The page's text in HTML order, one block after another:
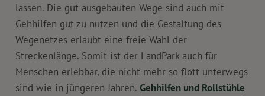
lassen. Die gut ausgebauten Wege sind auch mit
Gehhilfen gut zu nutzen und die Gestaltung des
Wegenetzes erlaubt eine freie Wahl der
Streckenlänge. Somit ist der LandPark auch für
Menschen erlebbar, die nicht mehr so flott unterwegs
sind wie in jüngeren Jahren.Gehhilfen und Rollstühle